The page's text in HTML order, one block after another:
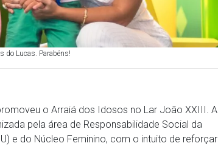
do Lucas. Parabéns!
o Arraiá dos Idosos no Lar João XXIII. A
pela área de Responsabilidade Social da
e do Núcleo Feminino, com o intuito de reforçar